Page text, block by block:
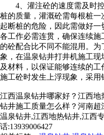
4、灌注砼的速度需及时控
桩的质量，灌溉砼需每根桩一
起断桩的危险，因此需做好
各工作必需连贯，确保连续
的砼配合比不同不能混用。
象，在温泉钻井打井机施工
及材料，以保证能够连续的
施工砼时发生上浮现象，采用
江西温泉钻井哪家好？江西
钻井施工质量怎么样？河南
温泉钻井,江西地热钻井,江西
话:13939006427